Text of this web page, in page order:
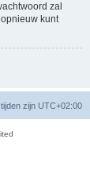
zal
kunt
zijn UTC+02:00